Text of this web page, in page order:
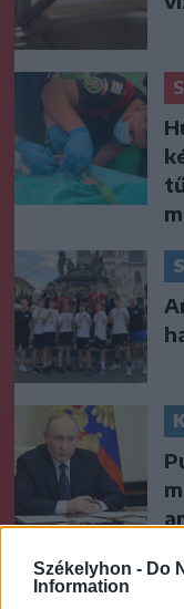
Székelyhon - Do
Information